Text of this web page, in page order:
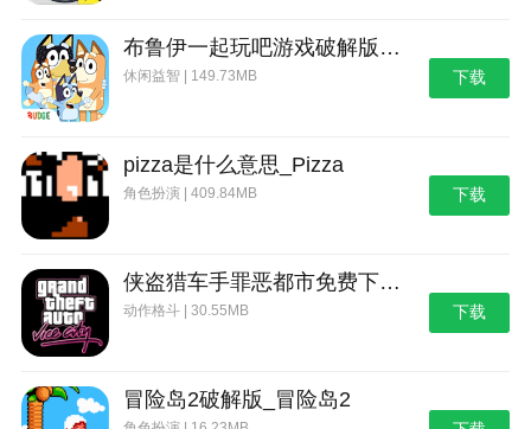
布鲁伊一起玩吧游戏破解版_布鲁伊：一起玩吧
休闲益智 | 149.73MB 下载
pizza是什么意思_Pizza
角色扮演 | 409.84MB 下载
侠盗猎车手罪恶都市免费下载_侠盗猎车手：罪恶都市
动作格斗 | 30.55MB 下载
冒险岛2破解版_冒险岛2